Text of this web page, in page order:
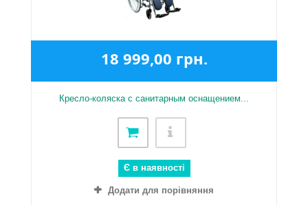
18 999,00 грн.
Кресло-коляска с санитарным оснащением...
Є в наявності
Додати для порівняння